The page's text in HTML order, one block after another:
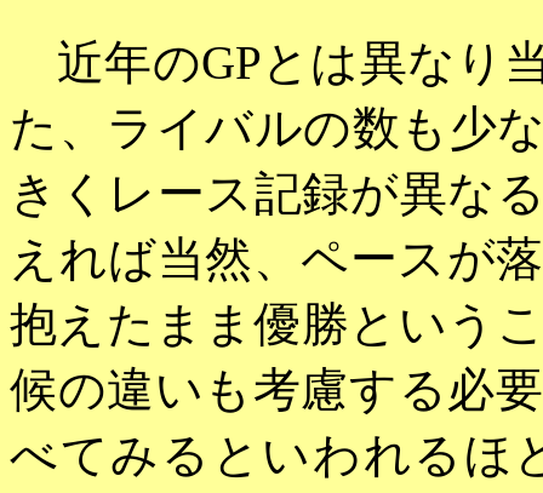
近年のGPとは異なり
た、ライバルの数も少
きくレース記録が異な
えれば当然、ペースが
抱えたまま優勝という
候の違いも考慮する必
べてみるといわれるほ